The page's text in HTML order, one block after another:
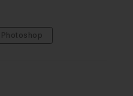
Photoshop